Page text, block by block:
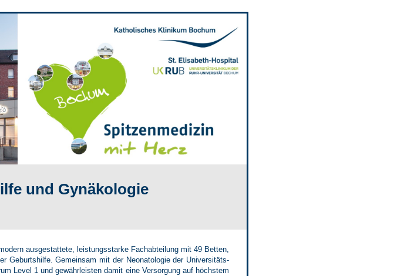
und Gynäkologie
ausgestattete, leistungsstarke Fachabteilung mit 49 Betten,
Geburtshilfe. Gemeinsam mit der Neonatologie der Universitäts-
Level 1 und gewährleisten damit eine Versorgung auf höchstem